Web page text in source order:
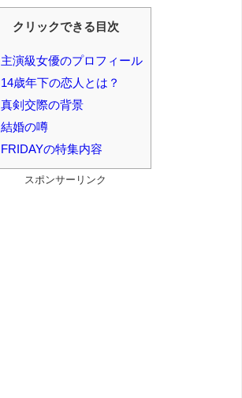
クリックできる目次
主演級女優のプロフィール
14歳年下の恋人とは？
真剣交際の背景
結婚の噂
FRIDAYの特集内容
スポンサーリンク